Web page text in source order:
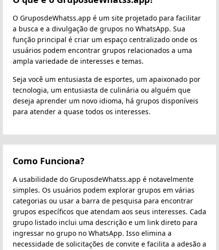
O GruposdeWhatss.app é um site projetado para facilitar
a busca e a divulgação de grupos no WhatsApp. Sua
função principal é criar um espaço centralizado onde os
usuários podem encontrar grupos relacionados a uma
ampla variedade de interesses e temas.
Seja você um entusiasta de esportes, um apaixonado por
tecnologia, um entusiasta de culinária ou alguém que
deseja aprender um novo idioma, há grupos disponíveis
para atender a quase todos os interesses.
Como Funciona?
A usabilidade do GruposdeWhatss.app é notavelmente
simples. Os usuários podem explorar grupos em várias
categorias ou usar a barra de pesquisa para encontrar
grupos específicos que atendam aos seus interesses. Cada
grupo listado inclui uma descrição e um link direto para
ingressar no grupo no WhatsApp. Isso elimina a
necessidade de solicitações de convite e facilita a adesão a